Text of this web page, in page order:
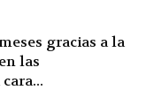
gracias a la
las